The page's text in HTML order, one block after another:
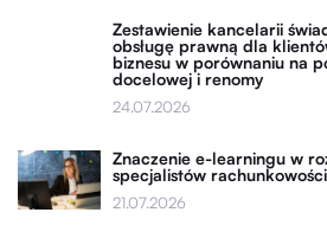
Zestawienie kancelarii
obsługę prawną dla
biznesu w porównaniu na
docelowej i renomy
24.07.2026
Znaczenie e-learningu w
specjalistów
21.07.2026